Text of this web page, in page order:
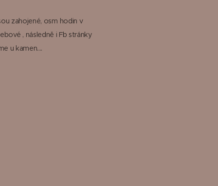
zahojené, osm hodin v
, následně i Fb stránky
u kamen....